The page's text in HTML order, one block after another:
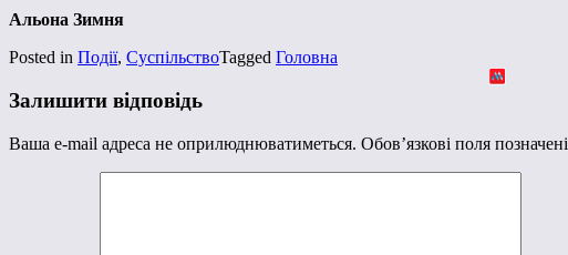
Альона Зимня
Posted in Події, СуспільствоTagged Головна
Залишити відповідь
Ваша e-mail адреса не оприлюднюватиметься. Обов’язкові поля позначені